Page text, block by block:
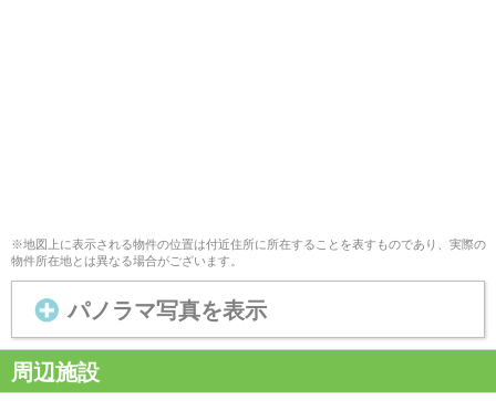
※地図上に表示される物件の位置は付近住所に所在することを表すものであり、実際の
物件所在地とは異なる場合がございます。
パノラマ写真を表示
周辺施設